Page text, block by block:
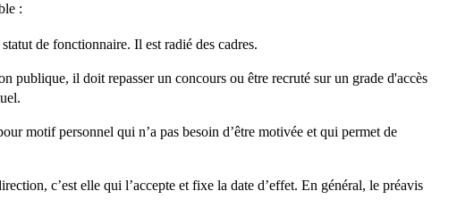
:
de fonctionnaire. Il est radié des cadres.
publique, il doit repasser un concours ou être recruté sur un grade d'accès
motif personnel qui n’a pas besoin d’être motivée et qui permet de
c’est elle qui l’accepte et fixe la date d’effet. En général, le préavis